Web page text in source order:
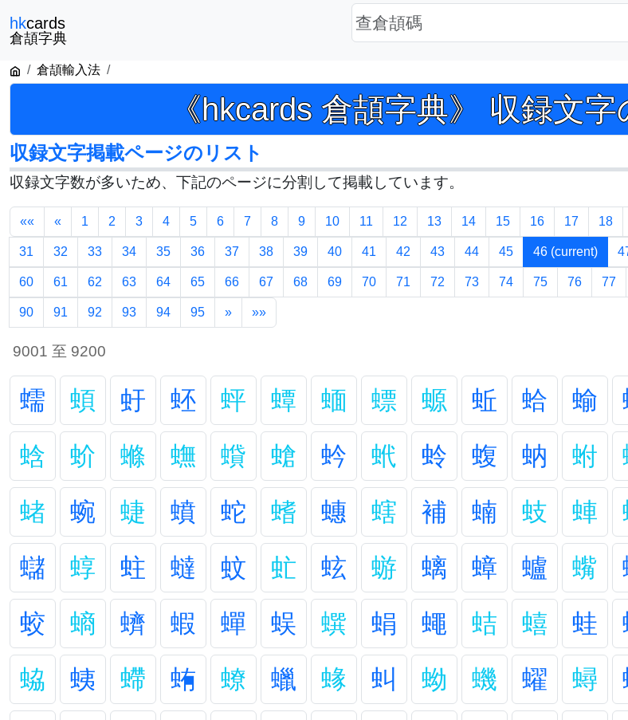
hkcards
倉頡字典
倉頡輸入法
《hkcards 倉頡字典》 収録文
収録文字掲載ページのリスト
収録文字数が多いため、下記のページに分割して掲載しています。
«« « 1 2 3 4 5 6 7 8 9 10 11 12 13 14 15 16 17 18
31 32 33 34 35 36 37 38 39 40 41 42 43 44 45 46 (current)
60 61 62 63 64 65 66 67 68 69 70 71 72 73 74 75 76 77
90 91 92 93 94 95 » »»
9001 至 9200
蠕 蝢 虶 蚽 蚲 蟫 蝒 螵 螈 蚯 蛤 蝓
蛿
蚧 螩 蟱 蟘 螥 蚙 蚮 蛉 蝮 蚋 蚹
蝫
蜿 蜨 蟦 蛇 螧 蟪 螛 補 蝻 蚑 蛼
蠩
蜳 蛀 蟽 蚊 虻 蚿 蝣 螭 蟑 蠦 蟕
蛟
螪 蠐 蝦 蟬 蜈 蟤 蜎 蠅 蛣 蟢 蛙
蛠
蛦 螮 蛕 蟟 蠟 蝝 虯 蚴 蟣 蠗 蟳